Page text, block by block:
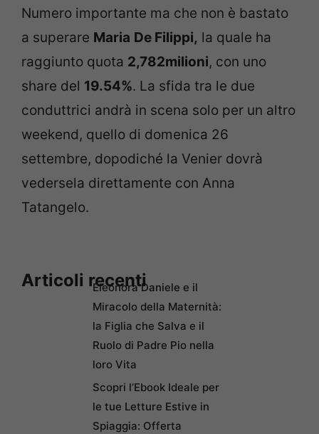
Numero importante ma che non è bastato
a superare Maria De Filippi, la quale ha
raggiunto quota 2,782milioni, con uno
share del 19.54%. La sfida tra le due
conduttrici andrà in scena solo per un altro
weekend, quello di domenica 26
settembre, dopodiché la Venier dovrà
vedersela direttamente con Anna
Tatangelo.
Articoli recentiEleonora Daniele e il
Miracolo della Maternità:
la Figlia che Salva e il
Ruolo di Padre Pio nella
loro Vita
Scopri l’Ebook Ideale per
le tue Letture Estive in
Spiaggia: Offerta